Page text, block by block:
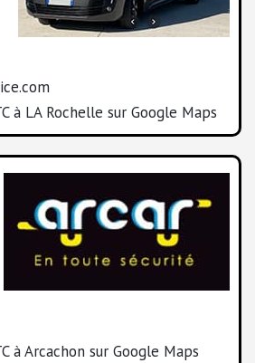
à LA Rochelle sur Google Maps
à Arcachon sur Google Maps